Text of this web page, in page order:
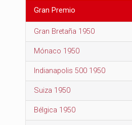
Gran Premio
Gran Bretaña 1950
Mónaco 1950
Indianapolis 500 1950
Suiza 1950
Bélgica 1950